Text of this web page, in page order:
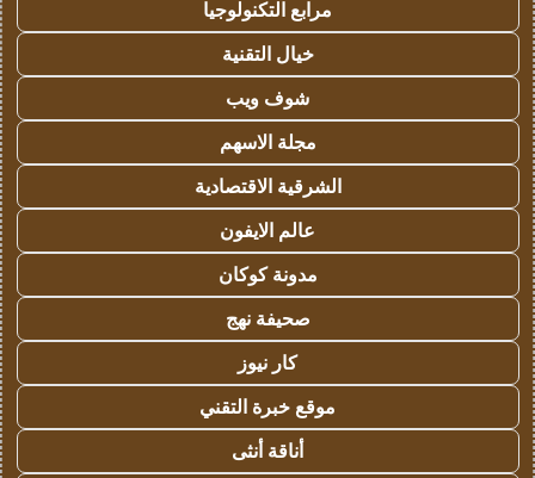
مرابع التكنولوجيا
خيال التقنية
شوف ويب
مجلة الاسهم
الشرقية الاقتصادية
عالم الايفون
مدونة كوكان
صحيفة نهج
كار نيوز
موقع خبرة التقني
أناقة أنثى